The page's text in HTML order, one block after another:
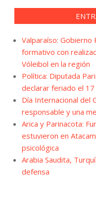
Valparaíso:
formativo con
Vóleibol en la región
Política: Diputada
declarar feriado el
Día Internacional del
responsable y una
Arica y Parinacota:
estuvieron en
psicológica
Arabia Saudita,
defensa